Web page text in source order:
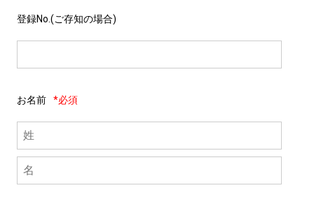
登録No.(ご存知の場合)
お名前 *必須